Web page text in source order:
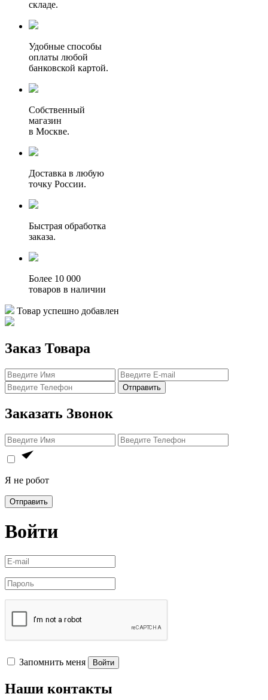
складе.
Удобные способы
оплаты любой
банковской картой.
Собственный
магазин
в Москве.
Доставка в любую
точку России.
Быстрая обработка
заказа.
Более 10 000
товаров в наличии
Товар успешно добавлен
Заказ Товара
Отправить
Заказать Звонок
Я не робот
Отправить
Войти
Запомнить меня Войти
Наши контакты